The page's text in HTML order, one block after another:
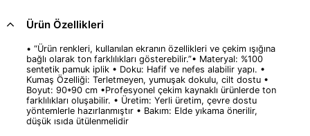
Ürün Özellikleri
• “Ürün renkleri, kullanılan ekranın özellikleri ve çekim ışığına
bağlı olarak ton farklılıkları gösterebilir.”• Materyal: %100
sentetik pamuk iplik • Doku: Hafif ve nefes alabilir yapı. •
Kumaş Özelliği: Terletmeyen, yumuşak dokulu, cilt dostu •
Boyut: 90*90 cm •Profesyonel çekim kaynaklı ürünlerde ton
farklılıkları oluşabilir. • Üretim: Yerli üretim, çevre dostu
yöntemlerle hazırlanmıştır • Bakım: Elde yıkama önerilir,
düşük ısıda ütülenmelidir